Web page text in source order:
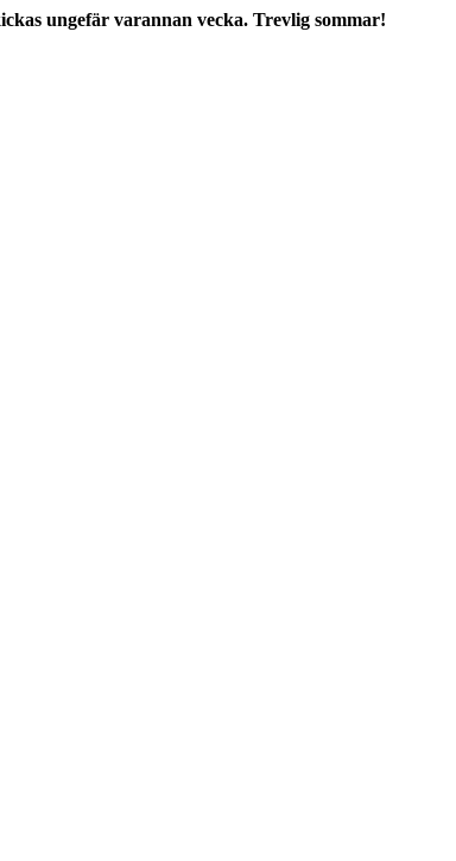
ungefär varannan vecka. Trevlig sommar!